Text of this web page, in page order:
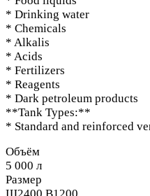
* Drinking water
* Chemicals
* Alkalis
* Acids
* Fertilizers
* Reagents
* Dark petroleum products
**Tank Types:**
* Standard and reinforced
Объём
5 000 л
Размер